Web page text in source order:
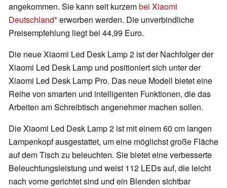
angekommen. Sie kann seit kurzembei Xiaomi
Deutschland erworben werden. Die unverbindliche
Preisempfehlung liegt bei 44,99 Euro.
Die neue Xiaomi Led Desk Lamp 2 ist der Nachfolger der
Xiaomi Led Desk Lamp und positioniert sich unter der
Xiaomi Led Desk Lamp Pro. Das neue Modell bietet eine
Reihe von smarten und intelligenten Funktionen, die das
Arbeiten am Schreibtisch angenehmer machen sollen.
Die Xiaomi Led Desk Lamp 2 ist mit einem 60 cm langen
Lampenkopf ausgestattet, um eine möglichst große Fläche
auf dem Tisch zu beleuchten. Sie bietet eine verbesserte
Beleuchtungsleistung und weist 112 LEDs auf, die leicht
nach vorne gerichtet sind und ein Blenden sichtbar